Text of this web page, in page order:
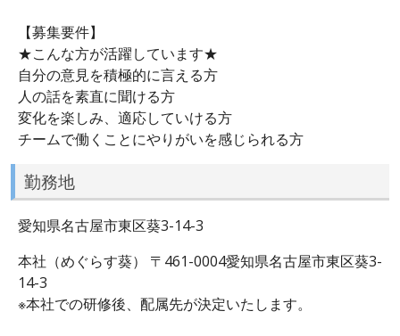
【募集要件】
★こんな方が活躍しています★
自分の意見を積極的に言える方
人の話を素直に聞ける方
変化を楽しみ、適応していける方
チームで働くことにやりがいを感じられる方
勤務地
愛知県名古屋市東区葵3-14-3
本社（めぐらす葵） 〒461-0004愛知県名古屋市東区葵3-
14-3
※本社での研修後、配属先が決定いたします。